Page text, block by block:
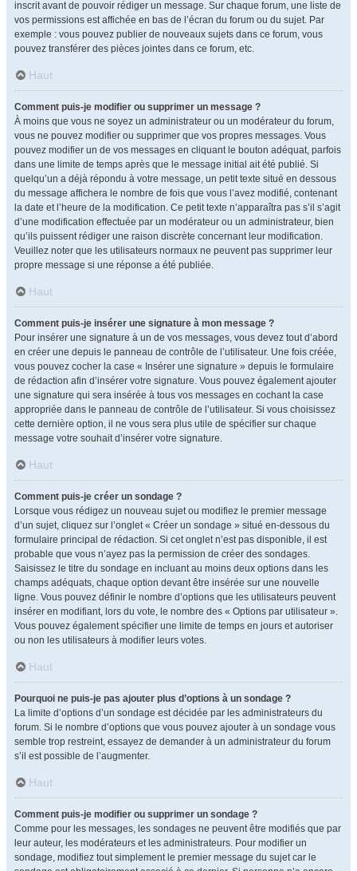
inscrit avant de pouvoir rédiger un message. Sur chaque forum, une liste de
vos permissions est affichée en bas de l’écran du forum ou du sujet. Par
exemple : vous pouvez publier de nouveaux sujets dans ce forum, vous
pouvez transférer des pièces jointes dans ce forum, etc.
Haut
Comment puis-je modifier ou supprimer un message ?
À moins que vous ne soyez un administrateur ou un modérateur du forum,
vous ne pouvez modifier ou supprimer que vos propres messages. Vous
pouvez modifier un de vos messages en cliquant le bouton adéquat, parfois
dans une limite de temps après que le message initial ait été publié. Si
quelqu’un a déjà répondu à votre message, un petit texte situé en dessous
du message affichera le nombre de fois que vous l’avez modifié, contenant
la date et l’heure de la modification. Ce petit texte n’apparaîtra pas s’il s’agit
d’une modification effectuée par un modérateur ou un administrateur, bien
qu’ils puissent rédiger une raison discrète concernant leur modification.
Veuillez noter que les utilisateurs normaux ne peuvent pas supprimer leur
propre message si une réponse a été publiée.
Haut
Comment puis-je insérer une signature à mon message ?
Pour insérer une signature à un de vos messages, vous devez tout d’abord
en créer une depuis le panneau de contrôle de l’utilisateur. Une fois créée,
vous pouvez cocher la case « Insérer une signature » depuis le formulaire
de rédaction afin d’insérer votre signature. Vous pouvez également ajouter
une signature qui sera insérée à tous vos messages en cochant la case
appropriée dans le panneau de contrôle de l’utilisateur. Si vous choisissez
cette dernière option, il ne vous sera plus utile de spécifier sur chaque
message votre souhait d’insérer votre signature.
Haut
Comment puis-je créer un sondage ?
Lorsque vous rédigez un nouveau sujet ou modifiez le premier message
d’un sujet, cliquez sur l’onglet « Créer un sondage » situé en-dessous du
formulaire principal de rédaction. Si cet onglet n’est pas disponible, il est
probable que vous n’ayez pas la permission de créer des sondages.
Saisissez le titre du sondage en incluant au moins deux options dans les
champs adéquats, chaque option devant être insérée sur une nouvelle
ligne. Vous pouvez définir le nombre d’options que les utilisateurs peuvent
insérer en modifiant, lors du vote, le nombre des « Options par utilisateur ».
Vous pouvez également spécifier une limite de temps en jours et autoriser
ou non les utilisateurs à modifier leurs votes.
Haut
Pourquoi ne puis-je pas ajouter plus d’options à un sondage ?
La limite d’options d’un sondage est décidée par les administrateurs du
forum. Si le nombre d’options que vous pouvez ajouter à un sondage vous
semble trop restreint, essayez de demander à un administrateur du forum
s’il est possible de l’augmenter.
Haut
Comment puis-je modifier ou supprimer un sondage ?
Comme pour les messages, les sondages ne peuvent être modifiés que par
leur auteur, les modérateurs et les administrateurs. Pour modifier un
sondage, modifiez tout simplement le premier message du sujet car le